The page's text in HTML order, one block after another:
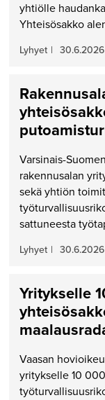
yhtiölle
Yhteisösakko
Lyhyet | 30.6.2026
Varsinais-
rakennusalan
sekä yhtiön
sattuneesta
Lyhyet | 30.6.2026
Yritykselle
Vaasan
yritykselle 10